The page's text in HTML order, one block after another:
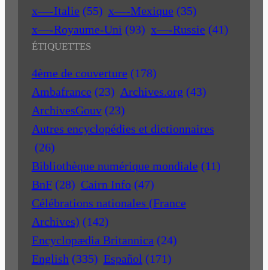
x—-Italie (55) x—-Mexique (35)
x—-Royaume-Uni (93) x—-Russie (41)
ÉTIQUETTES
4ème de couverture (178)
Ambafrance (23) Archives.org (43)
ArchivesGouv (23)
Autres encyclopédies et dictionnaires
(26)
Bibliothèque numérique mondiale (11)
BnF (28) Cairn Info (47)
Célébrations nationales (France
Archives) (142)
Encyclopædia Britannica (24)
English (335) Español (171)